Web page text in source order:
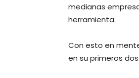
medianas
herramienta.
Con esto en
en su primeros